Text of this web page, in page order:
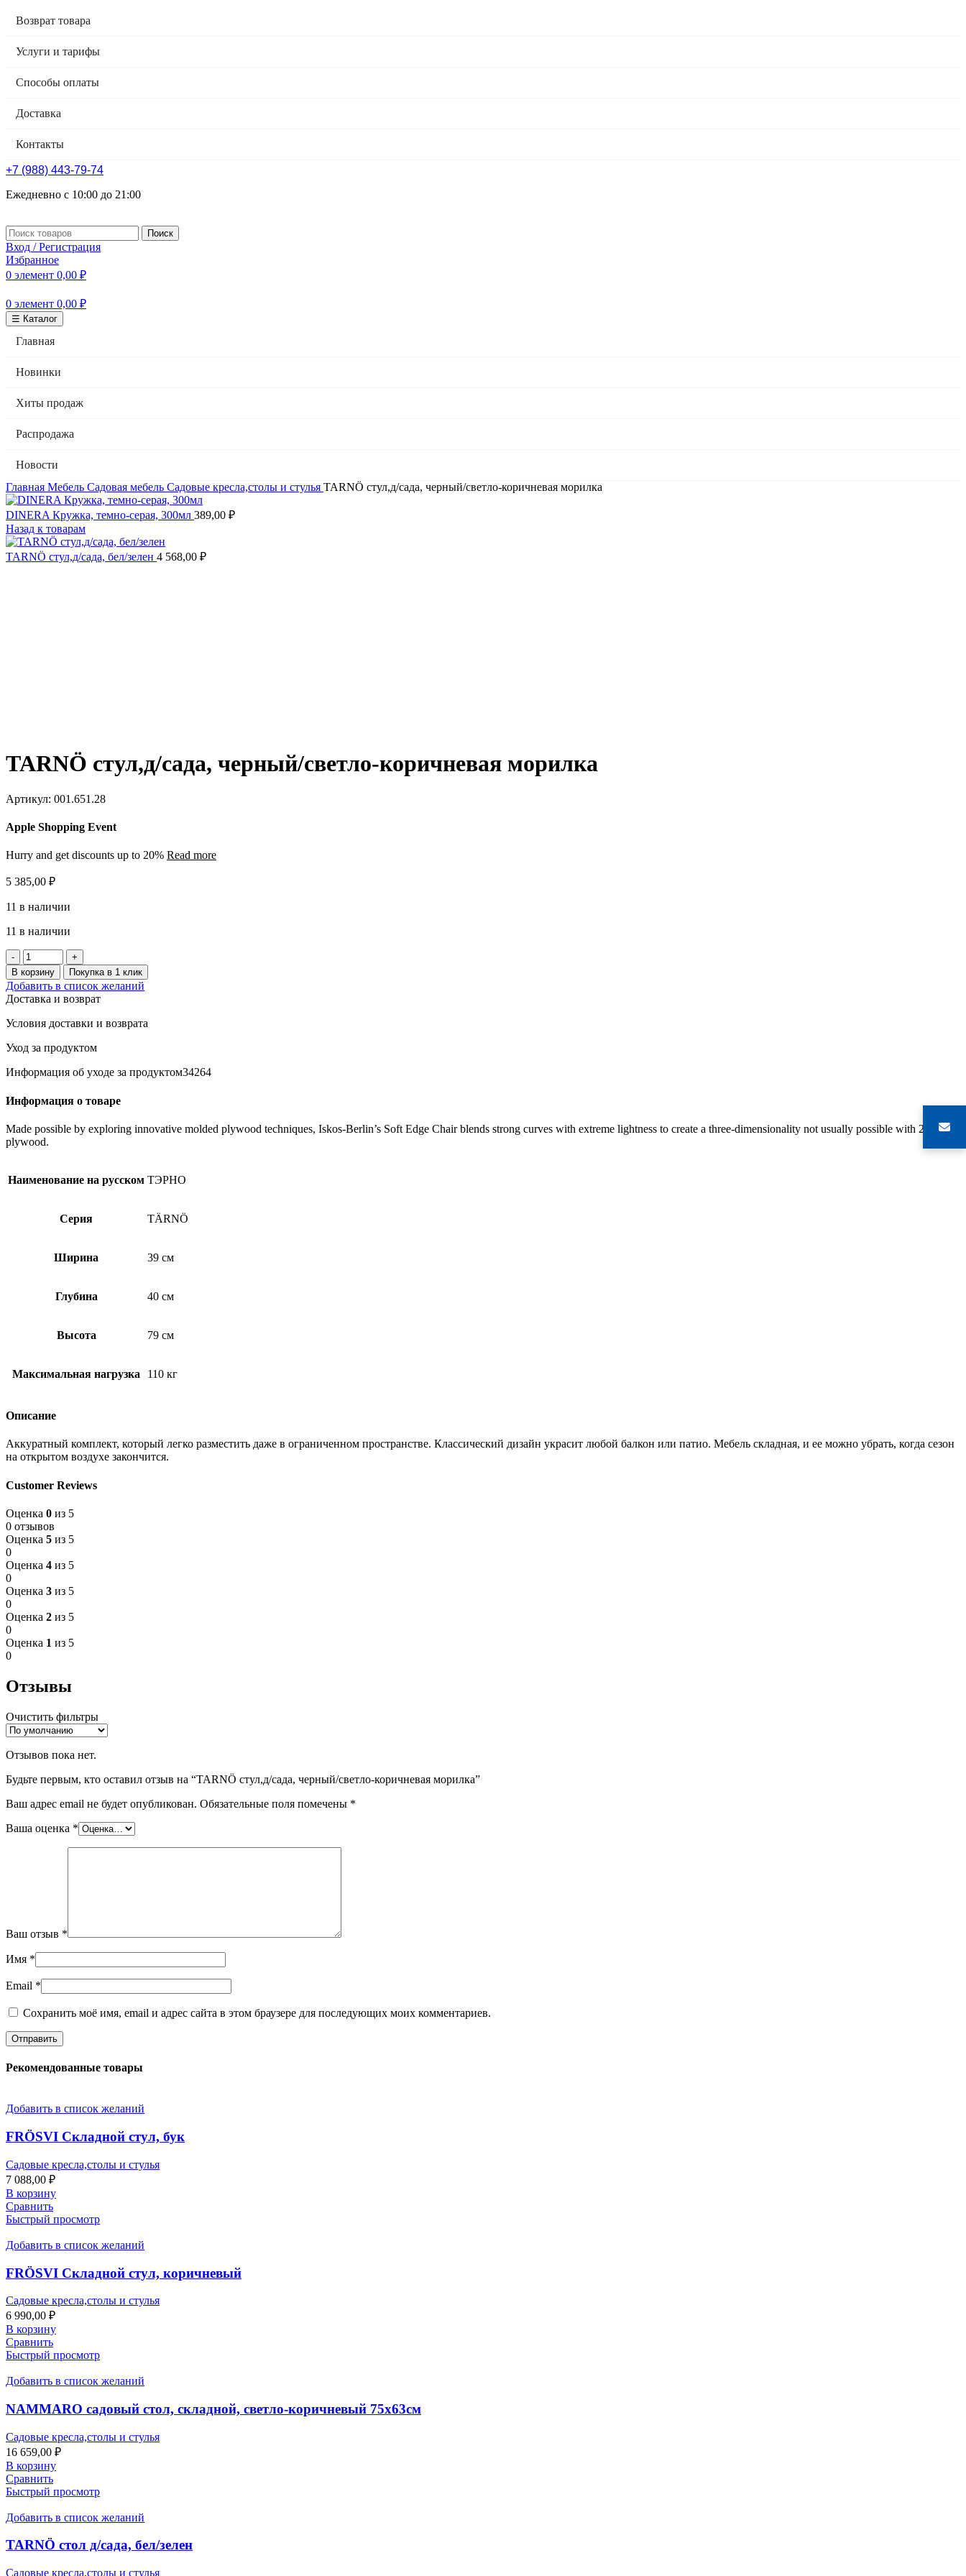
Возврат товара
Услуги и тарифы
Способы оплаты
Доставка
Контакты
+7 (988) 443-79-74
Ежедневно с 10:00 до 21:00
Поиск
Вход / Регистрация
Избранное
0 элемент 0,00 ₽
0 элемент 0,00 ₽
☰ Каталог
Главная
Новинки
Хиты продаж
Распродажа
Новости
Главная Мебель Садовая мебель Садовые кресла,столы и стулья TARNÖ стул,д/сада, черный/светло-коричневая морилка
DINERA Кружка, темно-серая, 300мл 389,00 ₽
Назад к товарам
TARNÖ стул,д/сада, бел/зелен 4 568,00 ₽
TARNÖ стул,д/сада, черный/светло-коричневая морилка
Артикул: 001.651.28
Apple Shopping Event
Hurry and get discounts up to 20% Read more
5 385,00 ₽
11 в наличии
11 в наличии
Количество
товара
TARNÖ
стул,д/
сада,
черный/
светло-
коричневая
В корзину Покупка в 1 клик
Добавить в список желаний
Доставка и возврат
Условия доставки и возврата
Уход за продуктом
Информация об уходе за продуктом34264
Информация о товаре
Made possible by exploring innovative molded plywood techniques, Iskos-Berlin’s Soft Edge Chair blends strong curves with extreme lightness to create a three-dimensionality not usually possible with 2-D
plywood.
Наименование на русском ТЭРНО
Серия TÄRNÖ
Ширина 39 см
Глубина 40 см
Высота 79 см
Максимальная нагрузка 110 кг
Описание
Аккуратный комплект, который легко разместить даже в ограниченном пространстве. Классический дизайн украсит любой балкон или патио. Мебель складная, и ее можно убрать, когда сезон
на открытом воздухе закончится.
Customer Reviews
Оценка 0 из 5
0 отзывов
Оценка 5 из 5
0
Оценка 4 из 5
0
Оценка 3 из 5
0
Оценка 2 из 5
0
Оценка 1 из 5
0
Отзывы
Очистить фильтры
Отзывов пока нет.
Будьте первым, кто оставил отзыв на “TARNÖ стул,д/сада, черный/светло-коричневая морилка”
Ваш адрес email не будет опубликован. Обязательные поля помечены *
Ваша оценка *
Ваш отзыв *
Имя *
Email *
Сохранить моё имя, email и адрес сайта в этом браузере для последующих моих комментариев.
Рекомендованные товары
Добавить в список желаний
FRÖSVI Cкладной стул, бук
Садовые кресла,столы и стулья
7 088,00 ₽
В корзину
Сравнить
Быстрый просмотр
Добавить в список желаний
FRÖSVI Cкладной стул, коричневый
Садовые кресла,столы и стулья
6 990,00 ₽
В корзину
Сравнить
Быстрый просмотр
Добавить в список желаний
NAMMARO садовый стол, складной, светло-коричневый 75х63см
Садовые кресла,столы и стулья
16 659,00 ₽
В корзину
Сравнить
Быстрый просмотр
Добавить в список желаний
TARNÖ стол д/сада, бел/зелен
Садовые кресла,столы и стулья